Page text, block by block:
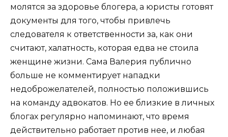
молятся за здоровье блогера, а юристы готовят
документы для того, чтобы привлечь
следователя к ответственности за, как они
считают, халатность, которая едва не стоила
женщине жизни. Сама Валерия публично
больше не комментирует нападки
недоброжелателей, полностью положившись
на команду адвокатов. Но ее близкие в личных
блогах регулярно напоминают, что время
действительно работает против нее, и любая